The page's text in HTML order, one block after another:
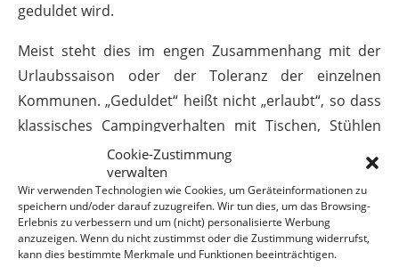
Cookie-Zustimmung
verwalten
Wir verwenden Technologien wie Cookies, um Geräteinformationen zu
speichern und/oder darauf zuzugreifen. Wir tun dies, um das Browsing-
Erlebnis zu verbessern und um (nicht) personalisierte Werbung
anzuzeigen. Wenn du nicht zustimmst oder die Zustimmung widerrufst,
kann dies bestimmte Merkmale und Funktionen beeinträchtigen.
geduldet wird.
Meist steht dies im engen Zusammenhang mit der
Urlaubssaison oder der Toleranz der einzelnen
Kommunen. „Geduldet“ heißt nicht „erlaubt“, so dass
klassisches Campingverhalten mit Tischen, Stühlen
und Markisen oft nicht gestattet ist, beim
Übernachten aber ein Auge zugedrückt wird.
Im Hinterland und in den Bergen sind die Chancen
immer besser, einen geeigneten Ort zum Freistehen